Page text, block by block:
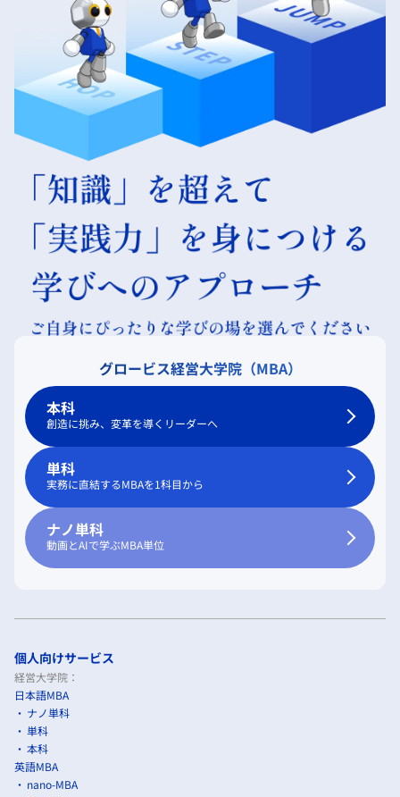
グロービス経営大学院（MBA）
本科
創造に挑み、変革を導くリーダーへ
単科
実務に直結するMBAを1科目から
ナノ単科
動画とAIで学ぶMBA単位
個人向けサービス
経営大学院：
日本語MBA
ナノ単科
単科
本科
英語MBA
nano-MBA